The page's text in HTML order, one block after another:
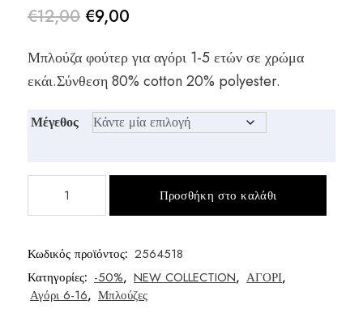
€12,00
price
€12,00.
€9,00
τρέχουσα
είναι:
Μπλούζα φούτερ για αγόρι 1-5 ετών σε χρώμα
εκάι.Σύνθεση 80% cotton 20% polyester.
Μέγεθος
ποσότητα
Προσθήκη στο καλάθι
Κωδικός προϊόντος: 2564518
Κατηγορίες: -50%, NEW COLLECTION, ΑΓΟΡΙ,
Αγόρι 6-16, Μπλούζες